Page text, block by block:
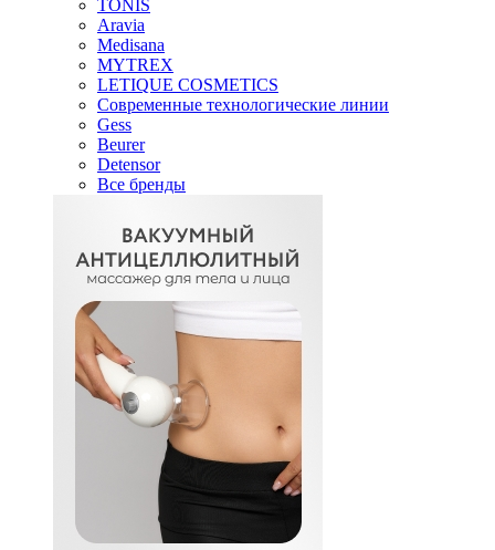
TONIS
Aravia
Medisana
MYTREX
LETIQUE COSMETICS
Современные технологические линии
Gess
Beurer
Detensor
Все бренды